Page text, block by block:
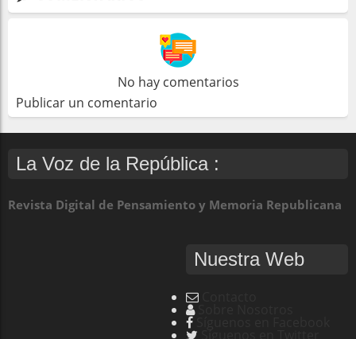
No hay comentarios
Publicar un comentario
La Voz de la República :
Revista Digital de Pensamiento y Memoria Republicana
Nuestra Web